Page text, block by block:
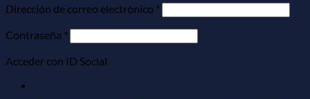
Dirección de correo electrónico * Obligatorio
Contraseña * Obligatorio
Acceder con ID Social